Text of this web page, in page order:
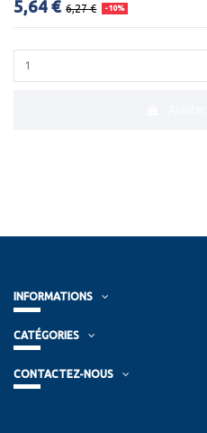
5,64 € 6,27 € -10%
INFORMATIONS
CATÉGORIES
CONTACTEZ-NOUS